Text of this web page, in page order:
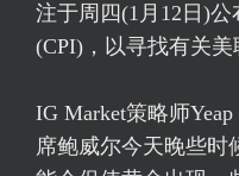
注于周四(1月12日)
(CPI)，以寻找有关美
IG Market策略师
席鲍威尔今天晚些时